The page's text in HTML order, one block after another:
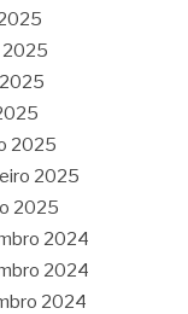
2025
2025
2025
2025
2024
2024
2024